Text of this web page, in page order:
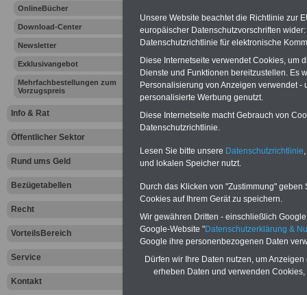
OnlineBücher
Download-Center
Newsletter
Exklusivangebot
Mehrfachbestellungen zum
Vorzugspreis
Info & Rat
Öffentlicher Sektor
Rund ums Geld
Bezügetabellen
Recht
VorteilsBereich
Service
Kontakt
DBW gewohnt.
gespeicherten
aktuellen
Ihrer Daten und
Umgang damit
verständlich­keit.
der
verordnung
anzuwenden.
Unsere Website beachtet die Richtlinie zur
europäischer Datenschutzvorschriften
Datenschutzrichtlinie für elektronische
Diese Internetseite verwendet Cookies, um
Dienste und Funktionen bereitzustellen. Es
Personalisierung von Anzeigen verwendet
personalisierte Werbung genutzt.
Diese Internetseite macht Gebrauch von
Datenschutzrichtlinie.
Lesen Sie bitte unsere Datenschutzrichtlinie
und lokalen Speicher nutzt.
Durch das Klicken von "Zustimmung"
Cookies auf Ihrem Gerät zu speichern.
Wir gewähren Dritten - einschließlich
Google-Website "Datenschutzerklärung &
Google ihre personenbezogenen Daten
Dürfen wir Ihre Daten nutzen, um
erheben Daten und verwenden